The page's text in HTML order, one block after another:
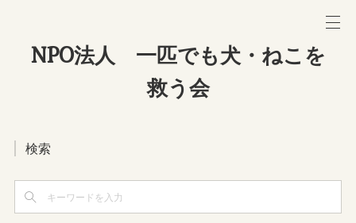
NPO法人 一匹でも犬・ねこを
救う会
検索